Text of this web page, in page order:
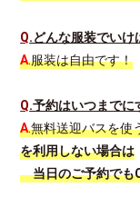
Q.どんな服装でいけ
A.服装は自由です！
Q.予約はいつまでに
A.無料送迎バスを使
を利用しない場合は
当日のご予約でも